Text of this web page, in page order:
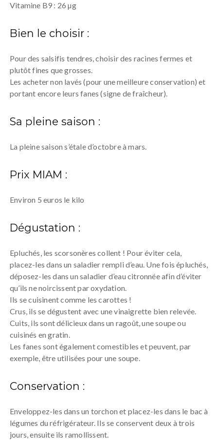
Vitamine B9 : 26 µg
Bien le choisir :
Pour des salsifis tendres, choisir des racines fermes et
plutôt fines que grosses.
Les acheter non lavés (pour une meilleure conservation) et
portant encore leurs fanes (signe de fraîcheur).
Sa pleine saison :
La pleine saison s’étale d’octobre à mars.
Prix MIAM :
Environ 5 euros le kilo
Dégustation :
Epluchés, les scorsonères collent ! Pour éviter cela,
placez-les dans un saladier rempli d’eau. Une fois épluchés,
déposez-les dans un saladier d’eau citronnée afin d’éviter
qu’ils ne noircissent par oxydation.
Ils se cuisinent comme les carottes !
Crus, ils se dégustent avec une vinaigrette bien relevée.
Cuits, ils sont délicieux dans un ragoût, une soupe ou
cuisinés en gratin.
Les fanes sont également comestibles et peuvent, par
exemple, être utilisées pour une soupe.
Conservation :
Enveloppez-les dans un torchon et placez-les dans le bac à
légumes du réfrigérateur. Ils se conservent deux à trois
jours, ensuite ils ramollissent.